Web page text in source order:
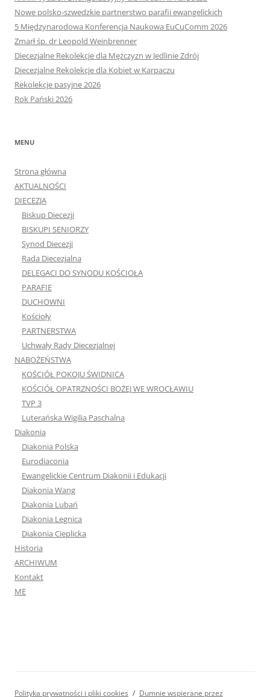
5 Międzynarodowa Konferencja Naukowa EuCuComm 2026
Zmarł śp. dr Leopold Weinbrenner
Diecezjalne Rekolekcje dla Mężczyzn w Jedlinie Zdrój
Diecezjalne Rekolekcje dla Kobiet w Karpaczu
Rekolekcje pasyjne 2026
Rok Pański 2026
AKTUALNOŚCI
DIECEZJA
Biskup Diecezji
BISKUPI SENIORZY
Synod Diecezji
Rada Diecezjalna
DELEGACI DO SYNODU KOŚCIOŁA
PARAFIE
DUCHOWNI
Kościoły
PARTNERSTWA
Uchwały Rady Diecezjalnej
NABOŻEŃSTWA
KOŚCIÓŁ POKOJU ŚWIDNICA
KOŚCIÓŁ OPATRZNOŚCI BOŻEJ WE WROCŁAWIU
TVP 3
Luterańska Wigilia Paschalna
Diakonia
Diakonia Polska
Eurodiaconia
Ewangelickie Centrum Diakonii i Edukacji
Diakonia Wang
Diakonia Lubań
Diakonia Legnica
Diakonia Cieplicka
Historia
ARCHIWUM
Kontakt
ME
WordPress